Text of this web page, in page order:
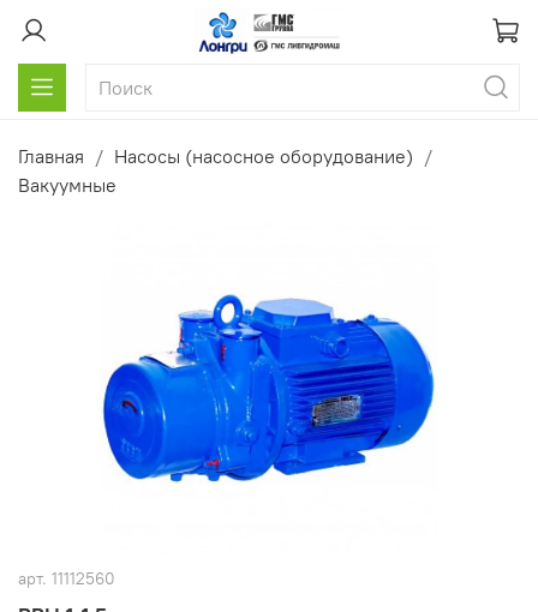
Главная
Насосы (насосное оборудование)
Вакуумные
арт. 11112560